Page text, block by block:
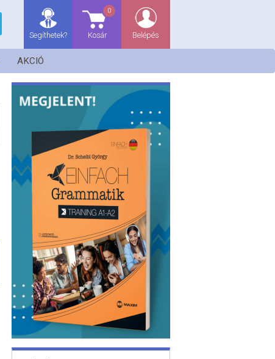
Belépés
Kosár
0
Segíthetek?
AKCIÓ